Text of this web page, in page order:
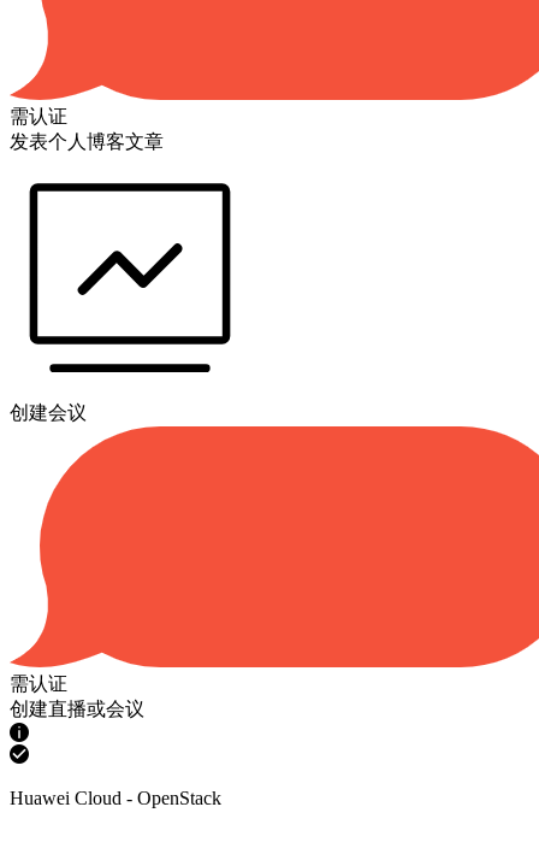
需认证
发表个人博客文章
创建会议
需认证
创建直播或会议
Huawei Cloud - OpenStack